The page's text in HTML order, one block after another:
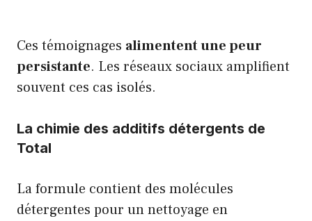
Ces témoignages alimentent une peur
persistante. Les réseaux sociaux amplifient
souvent ces cas isolés.
La chimie des additifs détergents de
Total
La formule contient des molécules
détergentes pour un nettoyage en